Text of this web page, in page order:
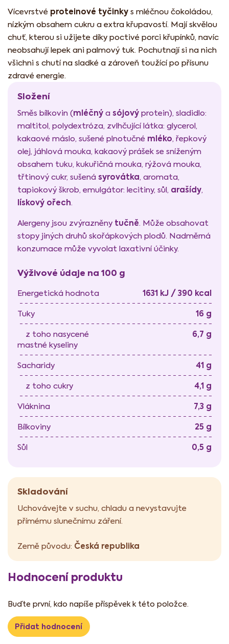
Vícevrstvé proteinové tyčinky s mléčnou čokoládou,
nízkým obsahem cukru a extra křupavostí. Mají skvělou
chuť, kterou si užijete díky poctivé porci křupínků, navíc
neobsahují lepek ani palmový tuk. Pochutnají si na nich
všichni s chutí na sladké a zároveň toužící po přísunu
zdravé energie.
Složení
Směs bílkovin (mléčný a sójový protein), sladidlo:
maltitol, polydextróza, zvlhčující látka: glycerol,
kakaové máslo, sušené plnotučné mléko, řepkový
olej, jáhlová mouka, kakaový prášek se sníženým
obsahem tuku, kukuřičná mouka, rýžová mouka,
třtinový cukr, sušená syrovátka, aromata,
tapiokový škrob, emulgátor: lecitiny, sůl, arašídy,
lískový ořech.
Alergeny jsou zvýrazněny tučně. Může obsahovat
stopy jiných druhů skořápkových plodů. Nadměrná
konzumace může vyvolat laxativní účinky.
Výživové údaje na 100 g
Energetická hodnota 1631 kJ / 390 kcal
Tuky 16 g
z toho nasycené
mastné kyseliny
6,7 g
Sacharidy 41 g
z toho cukry 4,1 g
Vláknina 7,3 g
Bílkoviny 25 g
Sůl 0,5 g
Skladování
Uchovávejte v suchu, chladu a nevystavujte
přímému slunečnímu záření.
Země původu: Česká republika
Hodnocení produktu
Buďte první, kdo napíše příspěvek k této položce.
Přidat hodnocení